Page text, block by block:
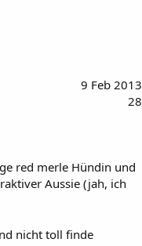
9 Feb 2013
28
red merle Hündin und
Aussie (jah, ich
nicht toll finde